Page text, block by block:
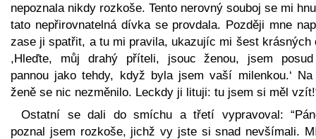
nepoznala nikdy rozkoše. Tento nerovný souboj se mi
tato nepřirovnatelná dívka se provdala. Později mne
zase ji spatřit, a tu mi pravila, ukazujíc mi šest krásných
,Hleďte, můj drahý příteli, jsouc ženou, jsem
pannou jako tehdy, když byla jsem vaší milenkou.‘ Na
ženě se nic nezměnilo. Leckdy ji lituji: tu jsem si měl
Ostatní se dali do smíchu a třetí vypravoval:
poznal jsem rozkoše, jichž vy jste si snad nevšímali.